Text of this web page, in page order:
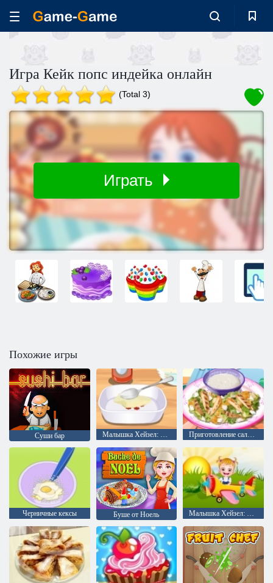
Игра Кейк попс индейка онлайн
(Total 3)
Играть
Похожие игры
Суши бар Малышка Хейзел: Цыпленок Буффало в соусе Приготовление салата цезарь
Черничные кексы Буше от Ноель Малышка Хейзел: Время обедать